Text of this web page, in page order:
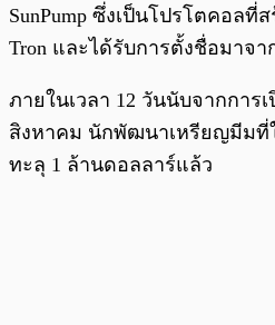
SunPump ซึ่งเป็นโปรโตคอลที่
Tron และได้รับการตั้งชื่อมาจาก
ภายในเวลา 12 วันนับจากการ
สิงหาคม นักพัฒนาเหรียญมีมที่
ทะลุ 1 ล้านดอลลาร์แล้ว